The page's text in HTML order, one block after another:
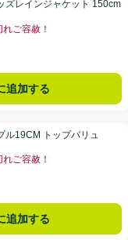
ズレインジャケット 150cm
ご容赦！
追加する
ュ
ル19CM トップバリュ
ご容赦！
追加する